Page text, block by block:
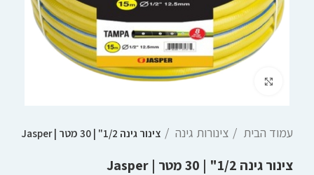
Click to enlarge
עמוד הבית צינורות גינה צינור גינה 1/2" | 30 מטר | Jasper
צינור גינה 1/2" | 30 מטר | Jasper